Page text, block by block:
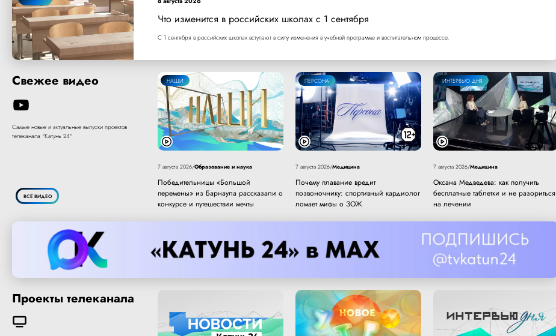
Что изменится в российских школах с 1 сентября
С 1 сентября в российских школах вступают в силу изменения в учебной программе и воспитательном процессе.
Свежее видео
Самые новые и актуальные выпуски проектов
телеканала "Катунь 24"
ВСЁ ВИДЕО
НАШИ
7 августа 2026/Образование и наука
Победительницы «Большой
перемены» из Барнаула рассказали о
конкурсе и путешествии мечты
ПЕРСОНА
7 августа 2026/Медицина
Почему плавание вредит
позвоночнику: спортивный кардиолог
ломает мифы о ЗОЖ
ИНТЕРВЬЮ ДНЯ
7 августа 2026/Медицина
Оксана Медведева: как получить
бесплатные таблетки и не разориться
на лечении
Проекты телеканала